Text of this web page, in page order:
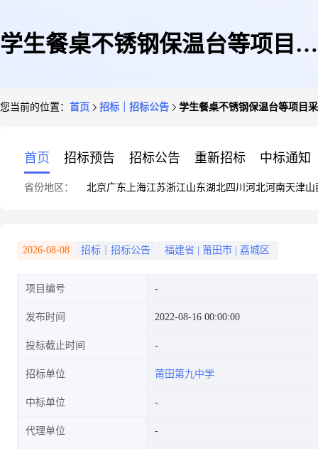
学生餐桌不锈钢保温台等项目采
您当前的位置： 首页 招标｜招标公告 学生餐桌不锈钢保温台等项目
首页 招标预告 招标公告 重新招标 中标通知
省份地区： 北京广东 上海江苏浙江山东湖北四川 河北河南天津山
2026-08-08 招标｜招标公告 福建省 莆田市 荔城区
项目编号
发布时间 2022-08-16 00:00:00
投标截止时间
招标单位 莆田第九中学
中标单位
代理单位